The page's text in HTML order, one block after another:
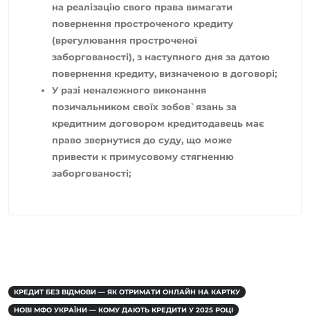
на реалізацію свого права вимагати
повернення простроченого кредиту
(врегулювання простроченої
заборгованості), з наступного дня за датою
повернення кредиту, визначеною в договорі;
У разі неналежного виконання
позичальником своїх зобов`язань за
кредитним договором кредитодавець має
право звернутися до суду, що може
привести к примусовому стягненню
заборгованості;
КРЕДИТ БЕЗ ВІДМОВИ — ЯК ОТРИМАТИ ОНЛАЙН НА КАРТКУ
НОВІ МФО УКРАЇНИ — КОМУ ДАЮТЬ КРЕДИТИ У 2025 РОЦІ